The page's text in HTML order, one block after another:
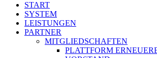
START
SYSTEM
LEISTUNGEN
PARTNER
MITGLIEDSCHAFTEN
PLATTFORM